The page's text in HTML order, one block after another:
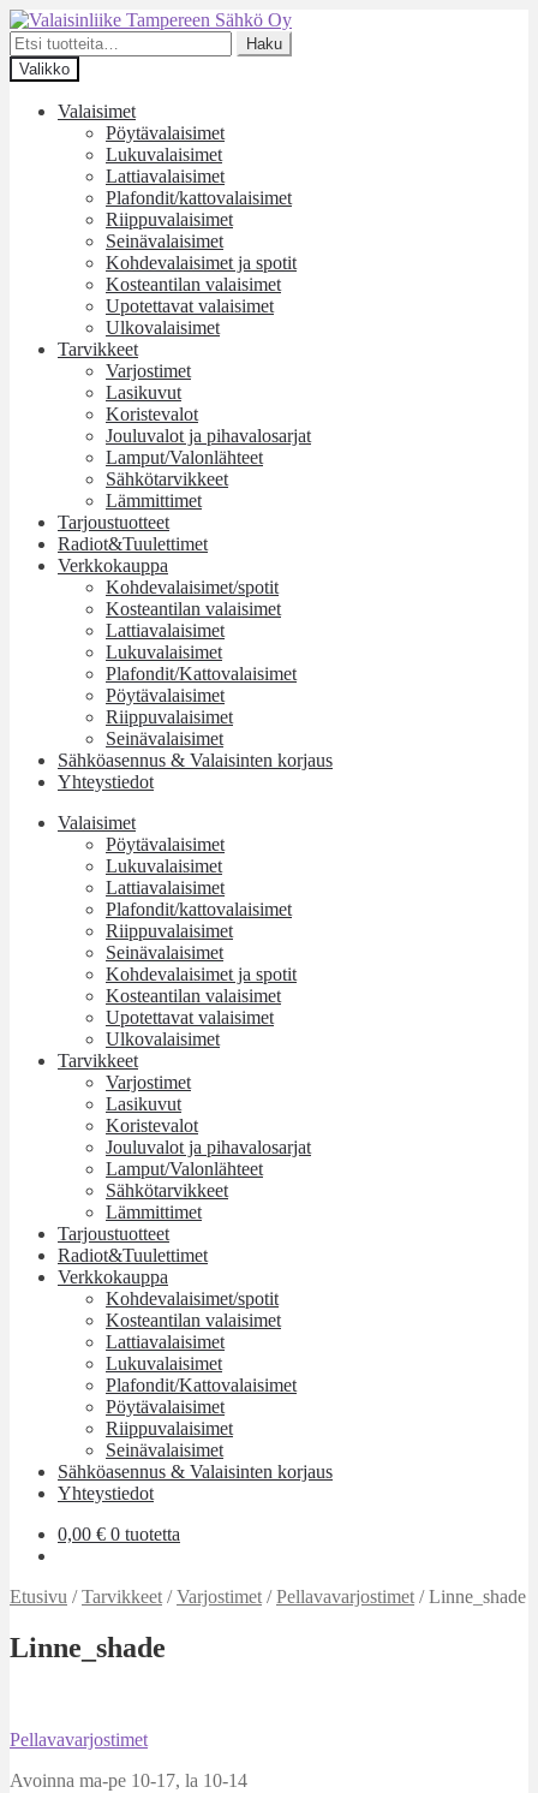
Siirry
navigointiin
Siirry
sisältöön
Etsi:
Haku
Valikko
Valaisimet
Pöytävalaisimet
Lukuvalaisimet
Lattiavalaisimet
Plafondit/kattovalaisimet
Riippuvalaisimet
Seinävalaisimet
Kohdevalaisimet ja spotit
Kosteantilan valaisimet
Upotettavat valaisimet
Ulkovalaisimet
Tarvikkeet
Varjostimet
Lasikuvut
Koristevalot
Jouluvalot ja pihavalosarjat
Lamput/Valonlähteet
Sähkötarvikkeet
Lämmittimet
Tarjoustuotteet
Radiot&Tuulettimet
Verkkokauppa
Kohdevalaisimet/spotit
Kosteantilan valaisimet
Lattiavalaisimet
Lukuvalaisimet
Plafondit/Kattovalaisimet
Pöytävalaisimet
Riippuvalaisimet
Seinävalaisimet
Sähköasennus & Valaisinten korjaus
Yhteystiedot
Valaisimet
Pöytävalaisimet
Lukuvalaisimet
Lattiavalaisimet
Plafondit/kattovalaisimet
Riippuvalaisimet
Seinävalaisimet
Kohdevalaisimet ja spotit
Kosteantilan valaisimet
Upotettavat valaisimet
Ulkovalaisimet
Tarvikkeet
Varjostimet
Lasikuvut
Koristevalot
Jouluvalot ja pihavalosarjat
Lamput/Valonlähteet
Sähkötarvikkeet
Lämmittimet
Tarjoustuotteet
Radiot&Tuulettimet
Verkkokauppa
Kohdevalaisimet/spotit
Kosteantilan valaisimet
Lattiavalaisimet
Lukuvalaisimet
Plafondit/Kattovalaisimet
Pöytävalaisimet
Riippuvalaisimet
Seinävalaisimet
Sähköasennus & Valaisinten korjaus
Yhteystiedot
0,00 € 0 tuotetta
Etusivu /Tarvikkeet /Varjostimet /Pellavavarjostimet /Linne_shade
Linne_shade
Artikkelien
selaus
Edellinen
Pellavavarjostimet
Avoinna ma-pe 10-17, la 10-14